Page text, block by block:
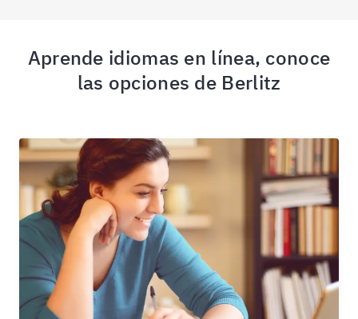
Aprende idiomas en línea, conoce
las opciones de Berlitz